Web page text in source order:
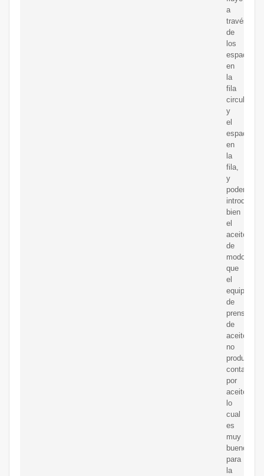
a
través
de
los
espacios
en
la
fila
circular
y
el
espacio
en
la
fila,
y
podemos
introducir
bien
el
aceite,
de
modo
que
el
equipo
de
prensa
de
aceite
no
produzca
por
aceite,
lo
cual
es
muy
bueno
para
la